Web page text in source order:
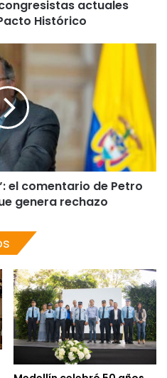
actuales
Histórico
el comentario de Petro
genera rechazo